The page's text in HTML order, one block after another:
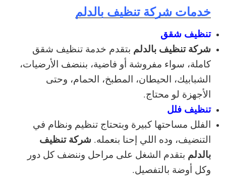
خدمات شركة تنظيف بالدلم
تنظيف شقق
شركة تنظيف بالدلم بتقدم خدمة تنظيف شقق
كاملة، سواء مفروشة أو فاضية، بننضف الأرضيات،
الشبابيك، الحيطان، المطبخ، الحمام، وحتى
الأجهزة لو محتاج.
تنظيف فلل
الفلل مساحتها كبيرة وبتحتاج تنظيم ونظام في
التنضيف، وده اللي إحنا بنعمله. شركة تنظيف
بالدلم بتقدم الشغل على مراحل وننضف كل دور
وكل أوضة بالتفصيل.